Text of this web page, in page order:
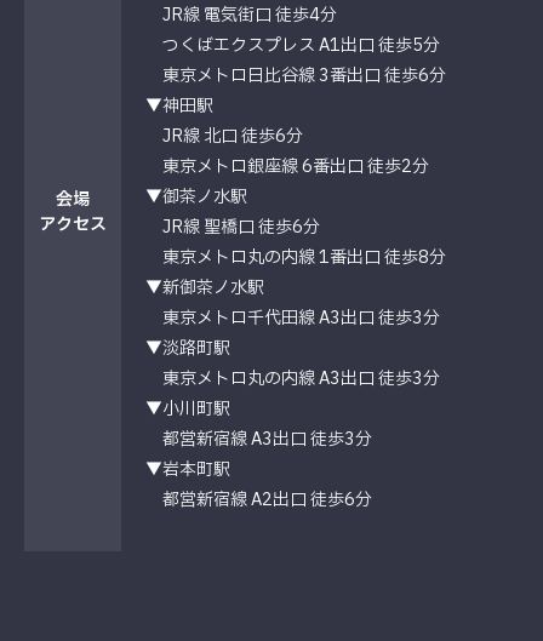
会場
アクセス
JR線 電気街口 徒歩4分
つくばエクスプレス A1出口 徒歩5分
東京メトロ日比谷線 3番出口 徒歩6分
▼神田駅
JR線 北口 徒歩6分
東京メトロ銀座線 6番出口 徒歩2分
▼御茶ノ水駅
JR線 聖橋口 徒歩6分
東京メトロ丸の内線 1番出口 徒歩8分
▼新御茶ノ水駅
東京メトロ千代田線 A3出口 徒歩3分
▼淡路町駅
東京メトロ丸の内線 A3出口 徒歩3分
▼小川町駅
都営新宿線 A3出口 徒歩3分
▼岩本町駅
都営新宿線 A2出口 徒歩6分